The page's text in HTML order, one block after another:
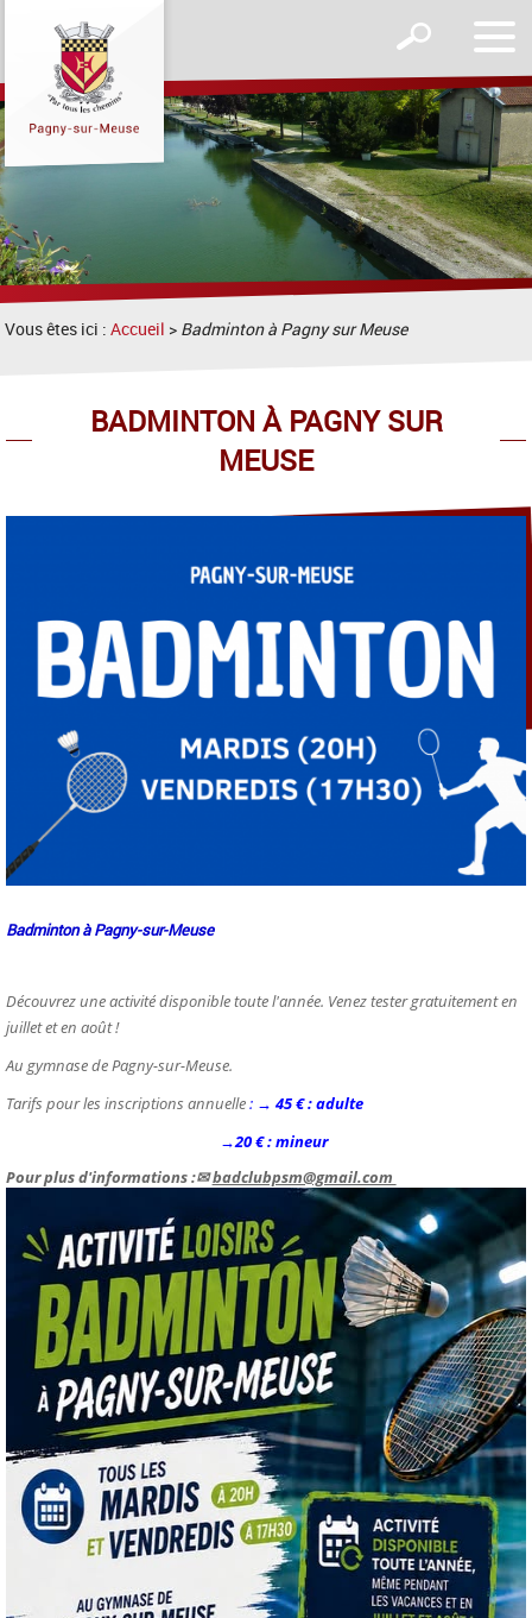
le
Afficher
formulaire
de
recherche
Vous êtes ici :Accueil > Badminton à Pagny sur Meuse
BADMINTON À PAGNY SUR
MEUSE
Badminton à Pagny-sur-Meuse
Découvrez une activité disponible toute l'année. Venez tester gratuitement en
juillet et en août !
Au gymnase de Pagny-sur-Meuse.
Tarifs pour les inscriptions annuelle: → 45 € : adulte
→20 € : mineur
Pour plus d'informations :✉badclubpsm@gmail.com